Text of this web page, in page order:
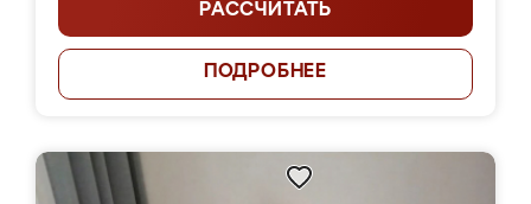
РАССЧИТАТЬ
ПОДРОБНЕЕ